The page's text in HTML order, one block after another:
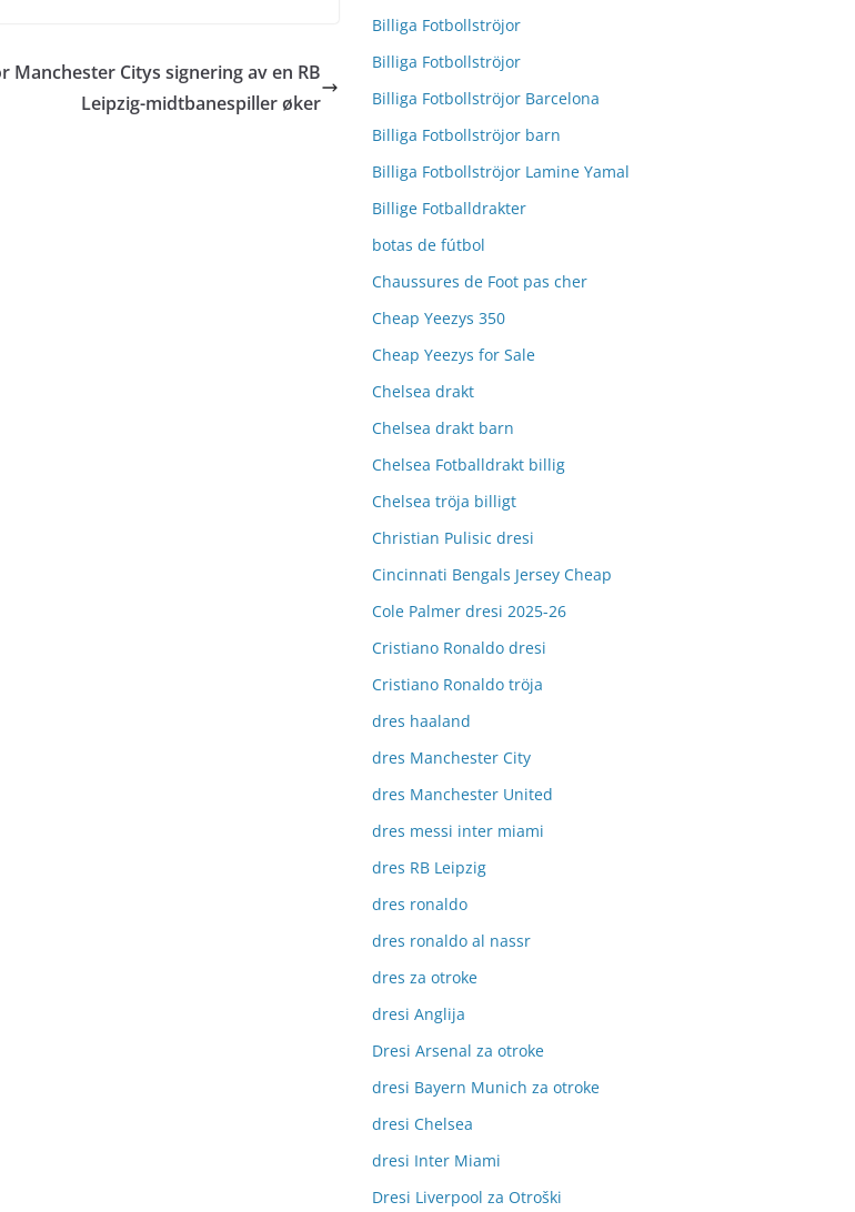
Manchester Citys signering av en RB
Leipzig-midtbanespiller øker
Billiga Fotbollströjor
Billiga Fotbollströjor
Billiga Fotbollströjor Barcelona
Billiga Fotbollströjor barn
Billiga Fotbollströjor Lamine Yamal
Billige Fotballdrakter
botas de fútbol
Chaussures de Foot pas cher
Cheap Yeezys 350
Cheap Yeezys for Sale
Chelsea drakt
Chelsea drakt barn
Chelsea Fotballdrakt billig
Chelsea tröja billigt
Christian Pulisic dresi
Cincinnati Bengals Jersey Cheap
Cole Palmer dresi 2025-26
Cristiano Ronaldo dresi
Cristiano Ronaldo tröja
dres haaland
dres Manchester City
dres Manchester United
dres messi inter miami
dres RB Leipzig
dres ronaldo
dres ronaldo al nassr
dres za otroke
dresi Anglija
Dresi Arsenal za otroke
dresi Bayern Munich za otroke
dresi Chelsea
dresi Inter Miami
Dresi Liverpool za Otroški